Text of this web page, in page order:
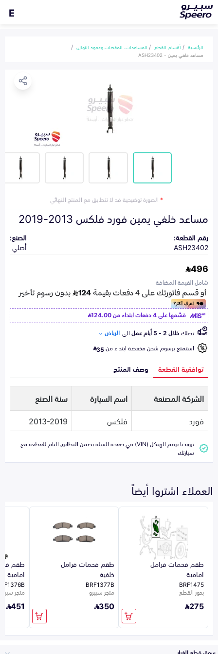
E
الرئيسية أقسام القطع
المساعدات، المقصات وعمود التوازن
مساعد خلفي يمين - ASH23402
*الصورة توضيحية قد لا تتطابق مع المنتج النهائي
مساعد خلفي يمين فورد فلكس 2013-2019
رقم القطعة:
ASH23402
الصنع:
أصلي
496
شامل القيمة المضافة
قسّمها على 4 دفعات ابتداء من
124.00
تصلكخلال 2 - 5 أيام عمل الى الرياض
استمتع برسوم شحن مخفضة ابتداء من35
توافقية القطعة وصف المنتج
الشركة المصنعة اسم السيارة
سنة الصنع
فورد
فلكس 2013-2019
تزويدنا برقم الهيكل (VIN) في صفحة السلة يضمن التطابق التام للقطعة مع
سيارتك
العملاء اشتروا أيضاً
طقم فحمات فرامل
امامية
BRF1475
بحور القطع
275
طقم فحمات فرامل
خلفية
BRF1377B
متجر سبيرو
350
طقم
امامية
متجر سبيرو
451